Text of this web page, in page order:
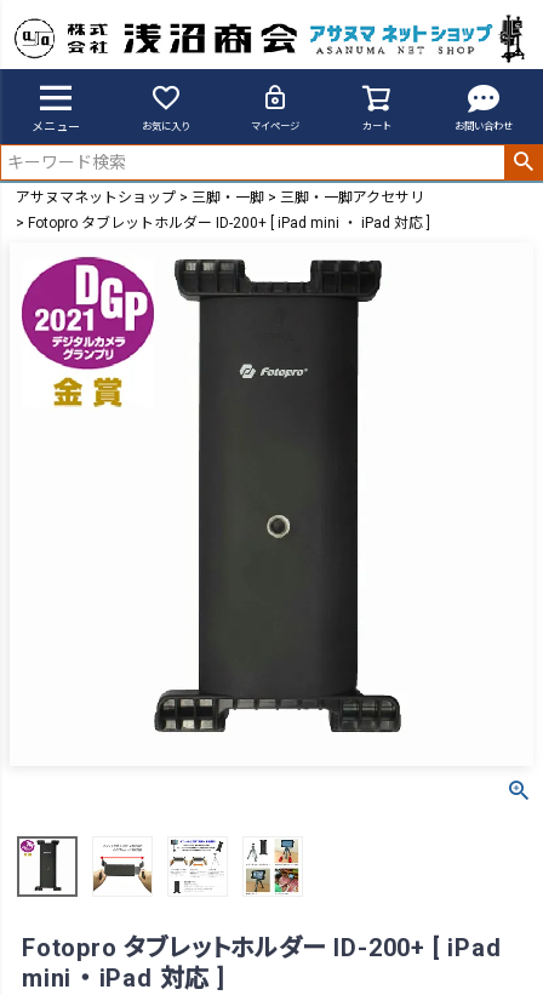
メニュー お気に入り マイページ カート お問い合わせ
アサヌマネットショップ 三脚・一脚
三脚・一脚アクセサリ
Fotopro タブレットホルダー ID-200+ [ iPad mini ・ iPad 対応 ]
Fotopro タブレットホルダー ID-200+ [ iPad
mini ・ iPad 対応 ]